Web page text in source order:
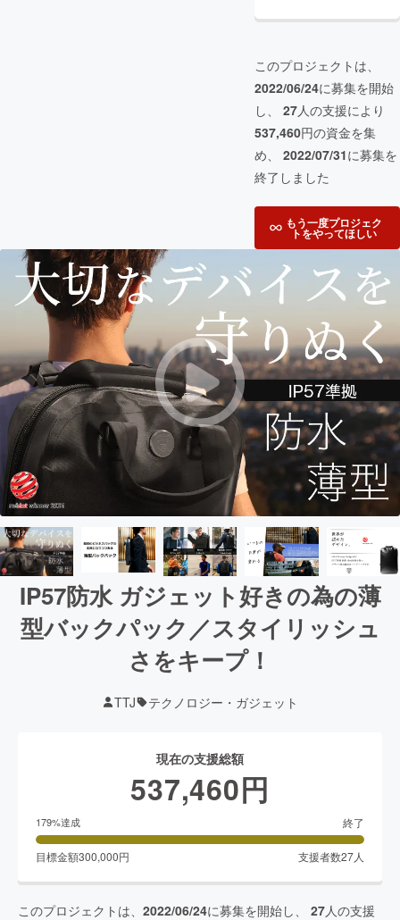
このプロジェクトは、
2022/06/24に募集を開始
し、 27人の支援により
537,460円の資金を集
め、 2022/07/31に募集を
終了しました
もう一度プロジェク
トをやってほしい
IP57防水 ガジェット好きの為の薄
型バックパック／スタイリッシュ
さをキープ！
TTJ テクノロジー・ガジェット
現在の支援総額
537,460円
179%達成 終了
目標金額300,000円 支援者数27人
このプロジェクトは、 2022/06/24に募集を開始し、 27人の支援